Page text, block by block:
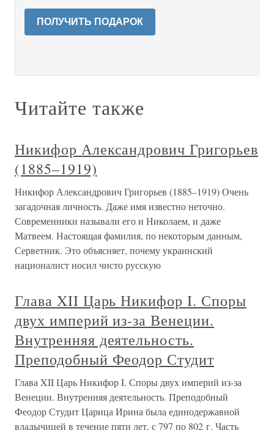
ПОЛУЧИТЬ ПОДАРОК
Читайте также
Никифор Александрович Григорьев
(1885–1919)
Никифор Александрович Григорьев (1885–1919) Очень
загадочная личность. Даже имя известно неточно.
Современники называли его и Николаем, и даже
Матвеем. Настоящая фамилия, по некоторым данным,
Серветник. Это объясняет, почему украинский
националист носил чисто русскую
Глава XII Царь Никифор I. Споры
двух империй из-за Венеции.
Внутренняя деятельность.
Преподобный Феодор Студит
Глава XII Царь Никифор I. Споры двух империй из-за
Венеции. Внутренняя деятельность. Преподобный
Феодор Студит Царица Ирина была единодержавной
владычицей в течение пяти лет, с 797 по 802 г. Часть